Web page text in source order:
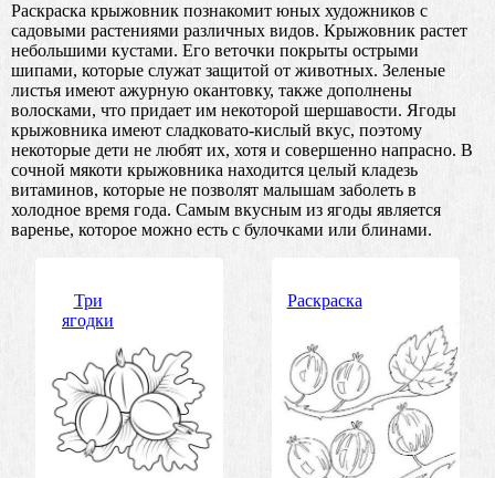
Раскраска крыжовник познакомит юных художников с
садовыми растениями различных видов. Крыжовник растет
небольшими кустами. Его веточки покрыты острыми
шипами, которые служат защитой от животных. Зеленые
листья имеют ажурную окантовку, также дополнены
волосками, что придает им некоторой шершавости. Ягоды
крыжовника имеют сладковато-кислый вкус, поэтому
некоторые дети не любят их, хотя и совершенно напрасно. В
сочной мякоти крыжовника находится целый кладезь
витаминов, которые не позволят малышам заболеть в
холодное время года. Самым вкусным из ягоды является
варенье, которое можно есть с булочками или блинами.
Три
ягодки
Раскраска